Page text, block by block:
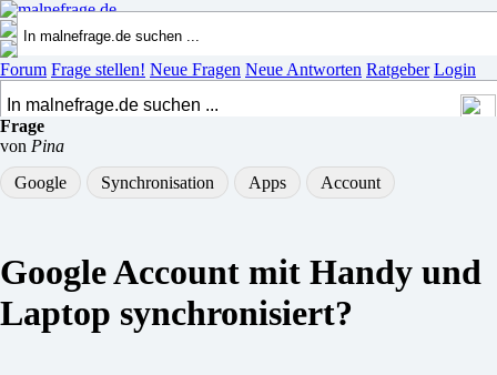
Forum Frage stellen! Neue Fragen Neue Antworten Ratgeber Login
Frage
von Pina
Google
Synchronisation Apps Account
Google Account mit Handy und
Laptop synchronisiert?